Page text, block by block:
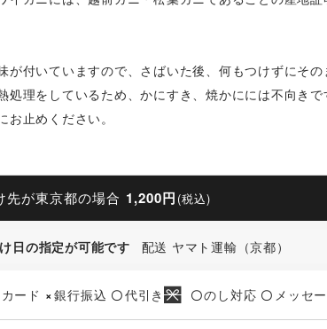
が付いていますので、さばいた後、何もつけずにそ
処理をしているため、かにすき、焼かにには不向き
お止めください。
先が東京都の場合 1,200円 (税込)
日の指定が可能です 配送 ヤマト運輸（京都）
カード × 銀行振込 〇代引き 〇のし対応 〇 メッセ